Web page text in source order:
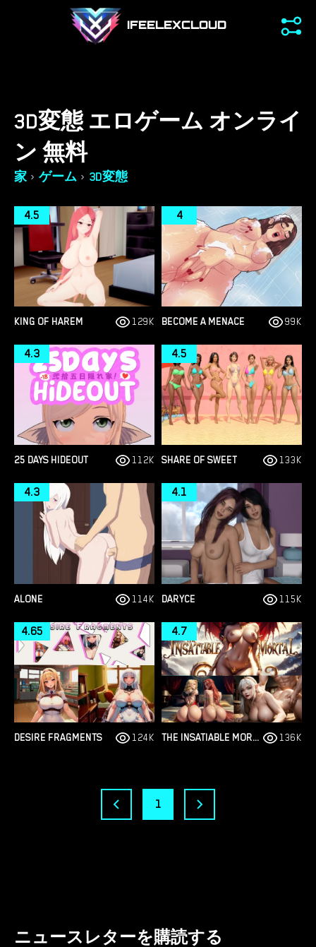
IFEELEXCLOUD
3D変態 エロゲーム オンライ
ン 無料
家 › ゲーム › 3D変態
KING OF HAREM
4.5
129K BECOME A MENACE
4
99K
25 DAYS HIDEOUT
4.3
112K SHARE OF SWEET
4.5
133K
ALONE
4.3
114K DARYCE
4.1
115K
DESIRE FRAGMENTS
4.65
124K THE INSATIABLE MORTAL
4.7
136K
1
ニュースレターを購読する